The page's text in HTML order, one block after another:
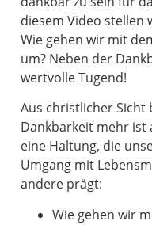
diesem Video stellen
Wie gehen wir mit
um? Neben der
wertvolle Tugend!
Aus christlicher Sicht
Dankbarkeit mehr ist
eine Haltung, die
Umgang mit
andere prägt:
Wie gehen wir